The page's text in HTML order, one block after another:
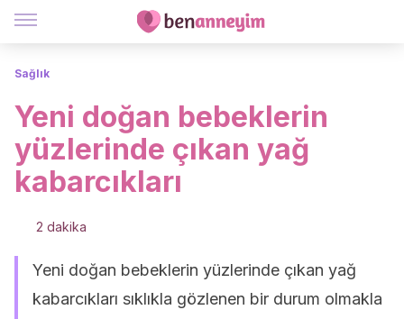
Sağlık
Yeni doğan bebeklerin
yüzlerinde çıkan yağ
kabarcıkları
2 dakika
Yeni doğan bebeklerin yüzlerinde çıkan yağ
kabarcıkları sıklıkla gözlenen bir durum olmakla